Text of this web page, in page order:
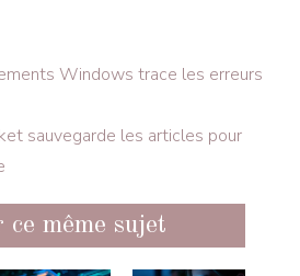
Windows trace les erreurs
sauvegarde les articles pour
même sujet